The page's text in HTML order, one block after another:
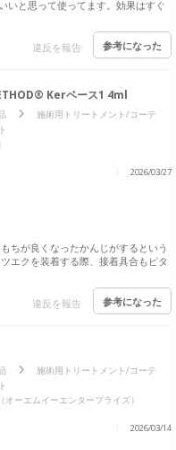
いと思って使ってます。効果はすぐ
違反を報告 参考になった
Kerベース1 4ml
施術用トリートメント/コーテ
2026/03/27
ちが良くなったかんじがするという
エクを装着する際、接着具合もピタ
違反を報告 参考になった
施術用トリートメント/コーテ
ーエムイーエンタープライズ）
2026/03/14